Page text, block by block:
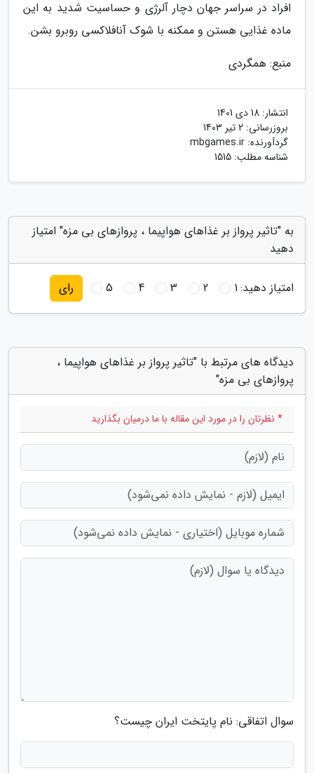
افراد در سراسر جهان دچار آلرژی و حساسیت شدید به این
ماده غذایی هستن و ممکنه با شوک آنافلاکسی روبرو بشن.
منبع: همگردی
انتشار: 18 دی 1401
بروزرسانی: 2 تیر 1403
گردآورنده: mbgames.ir
شناسه مطلب: 1515
به "تاثیر پرواز بر غذاهای هواپیما ، پروازهای بی مزه" امتیاز
دهید
امتیاز دهید:1
2
3
4
5 رای
دیدگاه های مرتبط با "تاثیر پرواز بر غذاهای هواپیما ،
پروازهای بی مزه"
* نظرتان را در مورد این مقاله با ما درمیان بگذارید
سوال اتفاقی: نام پایتخت ایران چیست؟